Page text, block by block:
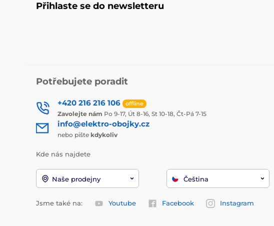
Přihlaste se do newsletteru
Potřebujete poradit
+420 216 216 106 offline
Zavolejte nám Po 9-17, Út 8-16, St 10-18, Čt-Pá 7-15
info@elektro-obojky.cz
nebo pište kdykoliv
Kde nás najdete
Naše prodejny Čeština
Jsme také na: Youtube Facebook Instagram